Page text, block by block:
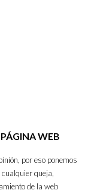
WEB
por eso ponemos
queja,
de la web